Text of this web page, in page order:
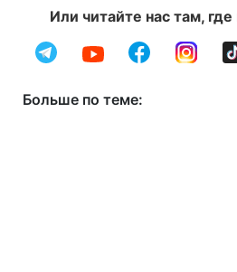
Или читайте нас там,
Больше по теме: